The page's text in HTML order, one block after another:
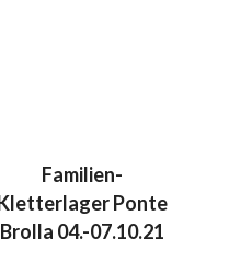
Familien-
Ponte
Brolla 04.-07.10.21